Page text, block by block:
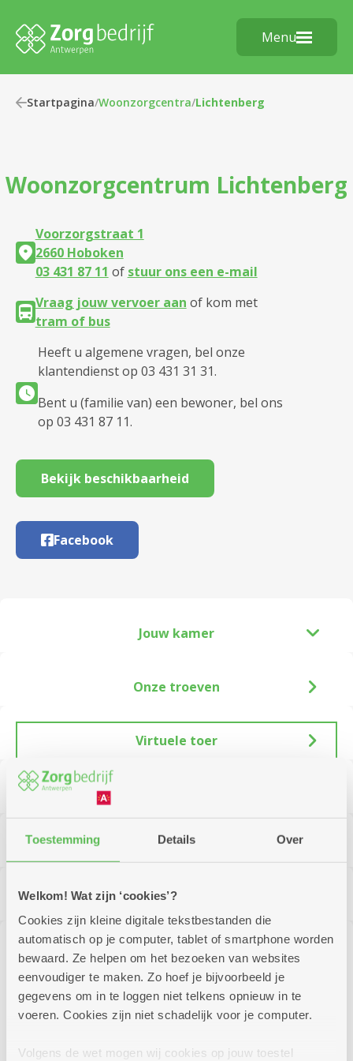
Toestemming Details Over
Welkom! Wat zijn ‘cookies’?
Cookies zijn kleine digitale tekstbestanden die
automatisch op je computer, tablet of smartphone worden
bewaard. Ze helpen om het bezoeken van websites
eenvoudiger te maken. Zo hoef je bijvoorbeeld je
gegevens om in te loggen niet telkens opnieuw in te
voeren. Cookies zijn niet schadelijk voor je computer.
Volgens de wet mogen wij cookies op jouw toestel
Menu
Startpagina/Woonzorgcentra/Lichtenberg
Woonzorgcentrum Lichtenberg
Voorzorgstraat 1
2660 Hoboken
03 431 87 11 of stuur ons een e-mail
Vraag jouw vervoer aan of kom met
tram of bus
Heeft u algemene vragen, bel onze
klantendienst op 03 431 31 31.
Bent u (familie van) een bewoner, bel ons
op 03 431 87 11.
Bekijk beschikbaarheid
Facebook
Jouw kamer
Onze troeven
Virtuele toer
Kijk al eens rond in ons woonzorgcentrum
Lichtenberg: wandel in de virtuele rondleiding
Nieuws
Inspectieverslag
Mariette vertelt